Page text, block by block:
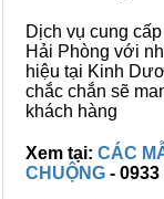
Dịch vụ cung
Hải Phòng với
hiệu tại Kinh
chắc chắn sẽ
khách hàng
Xem tại: CÁC
CHUỘNG - 0933